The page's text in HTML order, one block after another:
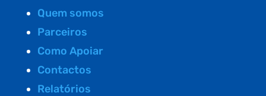
Quem somos
Parceiros
Como Apoiar
Contactos
Relatórios